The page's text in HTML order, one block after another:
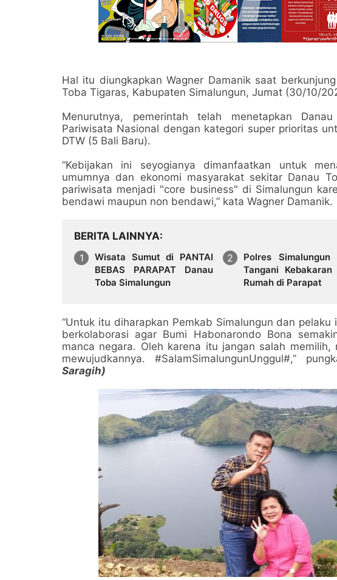
Hal itu diungkapkan Wagner Damanik saat
Toba Tigaras, Kabupaten Simalungun, Jumat (30/10/
Menurutnya, pemerintah telah menetapkan
Pariwisata Nasional dengan kategori super prioritas
DTW (5 Bali Baru).
“Kebijakan ini seyogianya dimanfaatkan untuk
umumnya dan ekonomi masyarakat sekitar Danau
pariwisata menjadi "core business" di Simalungun
bendawi maupun non bendawi,” kata Wagner Damanik.
BERITA LAINNYA
Wisata Sumut di PANTAI
BEBAS PARAPAT Danau
Toba Simalungun
Polres Simalungun
Tangani Kebakaran
Rumah di Parapat
“Untuk itu diharapkan Pemkab Simalungun dan
berkolaborasi agar Bumi Habonarondo Bona
manca negara. Oleh karena itu jangan salah
mewujudkannya. #SalamSimalungunUnggul#,”
Saragih)